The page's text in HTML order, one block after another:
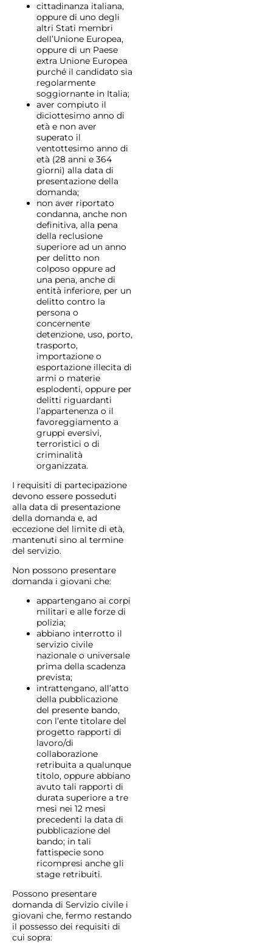
cittadinanza italiana,
oppure di uno degli
altri Stati membri
dell’Unione Europea,
oppure di un Paese
extra Unione Europea
purché il candidato sia
regolarmente
soggiornante in Italia;
aver compiuto il
diciottesimo anno di
età e non aver
superato il
ventottesimo anno di
età (28 anni e 364
giorni) alla data di
presentazione della
domanda;
non aver riportato
condanna, anche non
definitiva, alla pena
della reclusione
superiore ad un anno
per delitto non
colposo oppure ad
una pena, anche di
entità inferiore, per un
delitto contro la
persona o
concernente
detenzione, uso, porto,
trasporto,
importazione o
esportazione illecita di
armi o materie
esplodenti, oppure per
delitti riguardanti
l’appartenenza o il
favoreggiamento a
gruppi eversivi,
terroristici o di
criminalità
organizzata.
I requisiti di partecipazione
devono essere posseduti
alla data di presentazione
della domanda e, ad
eccezione del limite di età,
mantenuti sino al termine
del servizio.
Non possono presentare
domanda i giovani che:
appartengano ai corpi
militari e alle forze di
polizia;
abbiano interrotto il
servizio civile
nazionale o universale
prima della scadenza
prevista;
intrattengano, all’atto
della pubblicazione
del presente bando,
con l’ente titolare del
progetto rapporti di
lavoro/di
collaborazione
retribuita a qualunque
titolo, oppure abbiano
avuto tali rapporti di
durata superiore a tre
mesi nei 12 mesi
precedenti la data di
pubblicazione del
bando; in tali
fattispecie sono
ricompresi anche gli
stage retribuiti.
Possono presentare
domanda di Servizio civile i
giovani che, fermo restando
il possesso dei requisiti di
cui sopra: